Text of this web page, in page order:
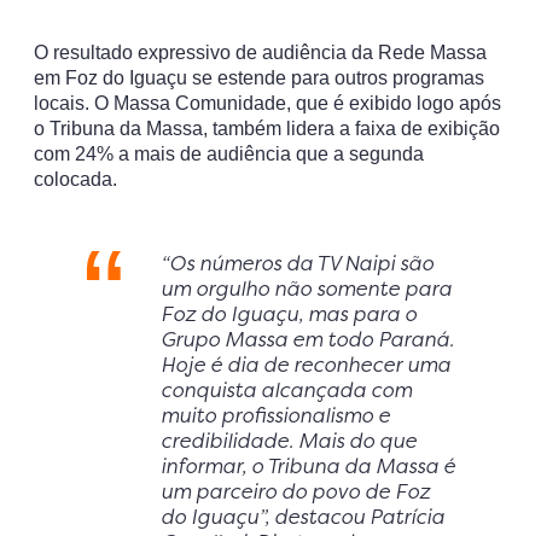
O resultado expressivo de audiência da Rede Massa
em Foz do Iguaçu se estende para outros programas
locais. O Massa Comunidade, que é exibido logo após
o Tribuna da Massa, também lidera a faixa de exibição
com 24% a mais de audiência que a segunda
colocada.
“Os números da TV Naipi são
um orgulho não somente para
Foz do Iguaçu, mas para o
Grupo Massa em todo Paraná.
Hoje é dia de reconhecer uma
conquista alcançada com
muito profissionalismo e
credibilidade. Mais do que
informar, o Tribuna da Massa é
um parceiro do povo de Foz
do Iguaçu”, destacou Patrícia